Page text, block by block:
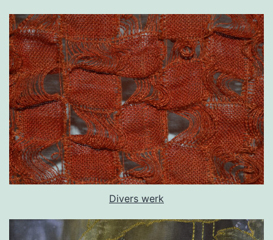
Divers werk